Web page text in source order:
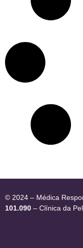
© 2024 – Médica
101.090 – Clínica da